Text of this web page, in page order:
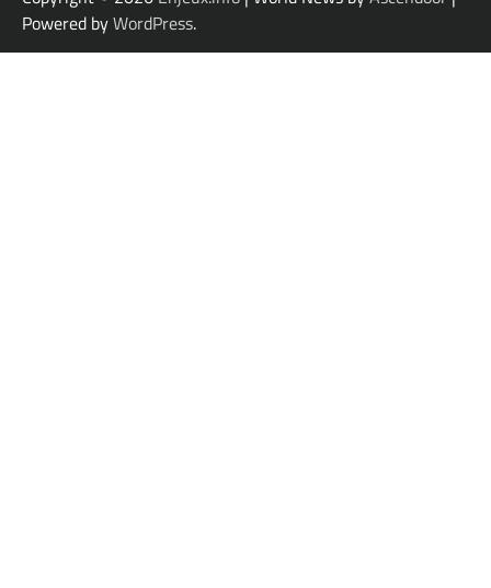
Powered byWordPress.